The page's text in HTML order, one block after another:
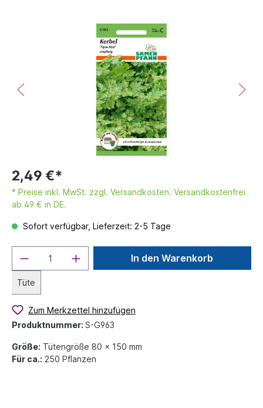
2,49 €*
* Preise inkl. MwSt. zzgl. Versandkosten. Versandkostenfrei
ab 49 € in DE.
Sofort verfügbar, Lieferzeit: 2-5 Tage
Tüte
In den Warenkorb
Zum Merkzettel hinzufügen
Produktnummer: S-G963
Größe: Tütengröße 80 x 150 mm
Für ca.: 250 Pflanzen